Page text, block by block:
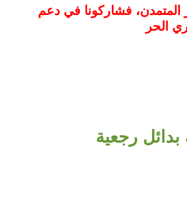
المتمدن، فشاركونا في دعم
الحر
بدائل رجعية